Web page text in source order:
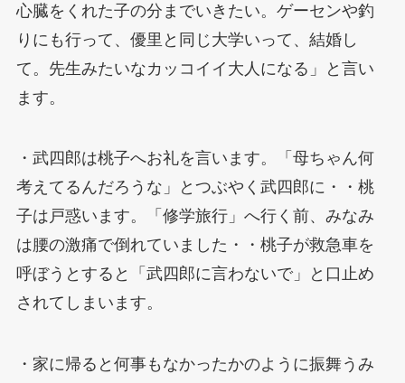
心臓をくれた子の分までいきたい。ゲーセンや釣
りにも行って、優里と同じ大学いって、結婚し
て。先生みたいなカッコイイ大人になる」と言い
ます。
・武四郎は桃子へお礼を言います。「母ちゃん何
考えてるんだろうな」とつぶやく武四郎に・・桃
子は戸惑います。「修学旅行」へ行く前、みなみ
は腰の激痛で倒れていました・・桃子が救急車を
呼ぼうとすると「武四郎に言わないで」と口止め
されてしまいます。
・家に帰ると何事もなかったかのように振舞うみ